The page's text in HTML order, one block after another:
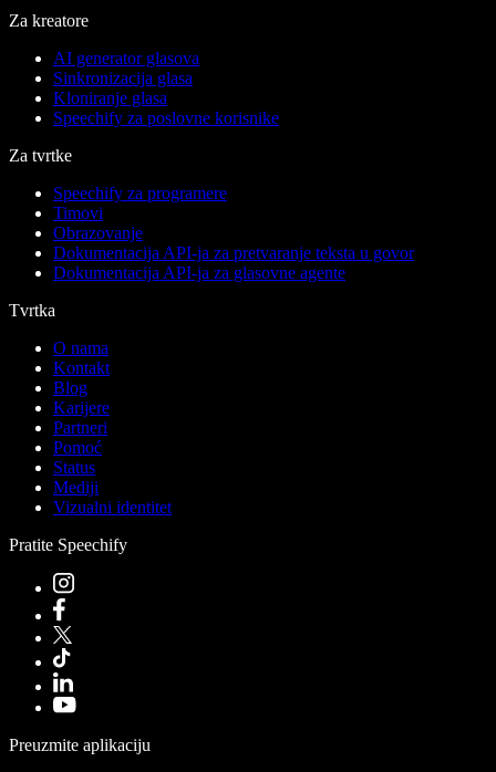
Za kreatore
AI generator glasova
Sinkronizacija glasa
Kloniranje glasa
Speechify za poslovne korisnike
Za tvrtke
Speechify za programere
Timovi
Obrazovanje
Dokumentacija API-ja za pretvaranje teksta u govor
Dokumentacija API-ja za glasovne agente
Tvrtka
O nama
Kontakt
Blog
Karijere
Partneri
Pomoć
Status
Mediji
Vizualni identitet
Pratite Speechify
Preuzmite aplikaciju